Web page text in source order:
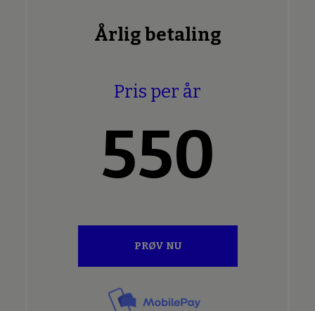
Årlig betaling
Pris per år
550
PRØV NU